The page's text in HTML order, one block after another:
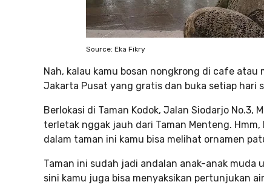
Source: Eka Fikry
Nah, kalau kamu bosan nongkrong di cafe
Jakarta Pusat yang gratis dan buka setiap hari
Berlokasi di Taman Kodok, Jalan Siodarjo
terletak nggak jauh dari Taman Menteng.
dalam taman ini kamu bisa melihat ornamen
Taman ini sudah jadi andalan anak-anak muda
sini kamu juga bisa menyaksikan pertunjukan